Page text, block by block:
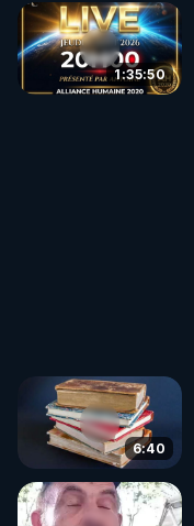
1:35:50
6:40